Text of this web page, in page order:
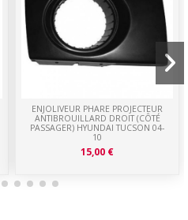
ENJOLIVEUR PHARE PROJECTEUR
ANTIBROUILLARD DROIT (CÔTÉ
PASSAGER) HYUNDAI TUCSON 04-
10
15,00 €